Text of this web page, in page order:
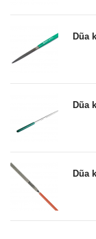
Dũa
Dũa
Dũa